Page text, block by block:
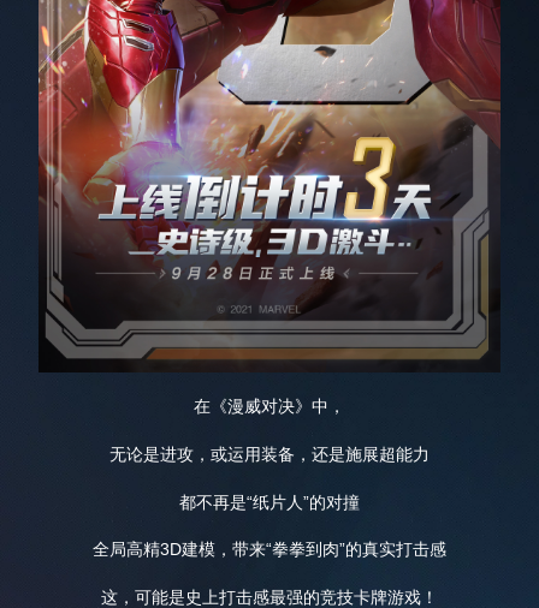
在《漫威对决》中，
无论是进攻，或运用装备，还是施展超能力
都不再是“纸片人”的对撞
全局高精3D建模，带来“拳拳到肉”的真实打击感
这，可能是史上打击感最强的竞技卡牌游戏！